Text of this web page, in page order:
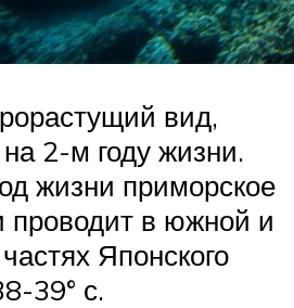
вид,
2-м году жизни.
жизни приморское
проводит в южной и
Японского
39° с.